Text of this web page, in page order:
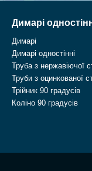
Димарі
Димарі
Димарі одностінні
Труба з нержавіючої
Труби з оцинкованої
Трійник 90 градусів
Коліно 90 градусів